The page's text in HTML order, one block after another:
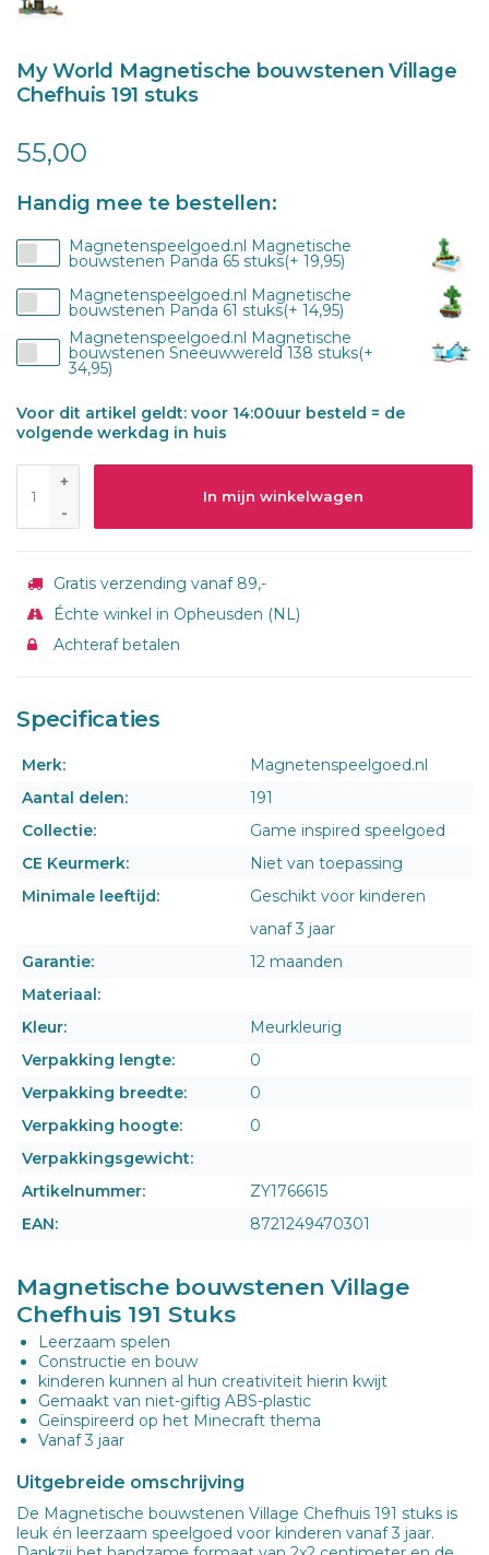
My World Magnetische bouwstenen Village
Chefhuis 191 stuks
55,00
Handig mee te bestellen:
Magnetenspeelgoed.nl Magnetische
bouwstenen Panda 65 stuks(+ 19,95)
Magnetenspeelgoed.nl Magnetische
bouwstenen Panda 61 stuks(+ 14,95)
Magnetenspeelgoed.nl Magnetische
bouwstenen Sneeuwwereld 138 stuks(+
34,95)
Voor dit artikel geldt: voor 14:00uur besteld = de
volgende werkdag in huis
+
-
In mijn winkelwagen
Gratis verzending vanaf 89,-
Échte winkel in Opheusden (NL)
Achteraf betalen
Specificaties
Merk:
Magnetenspeelgoed.nl
Aantal delen:
191
Collectie:
Game inspired speelgoed
CE Keurmerk:
Niet van toepassing
Minimale leeftijd:
Geschikt voor kinderen
vanaf 3 jaar
Garantie:
12 maanden
Materiaal:
Kleur:
Meurkleurig
Verpakking lengte:
0
Verpakking breedte:
0
Verpakking hoogte:
0
Verpakkingsgewicht:
Artikelnummer:
ZY1766615
EAN:
8721249470301
Magnetische bouwstenen Village
Chefhuis 191 Stuks
Leerzaam spelen
Constructie en bouw
kinderen kunnen al hun creativiteit hierin kwijt
Gemaakt van niet-giftig ABS-plastic
Geïnspireerd op het Minecraft thema
Vanaf 3 jaar
Uitgebreide omschrijving
De Magnetische bouwstenen Village Chefhuis 191 stuks is
leuk én leerzaam speelgoed voor kinderen vanaf 3 jaar.